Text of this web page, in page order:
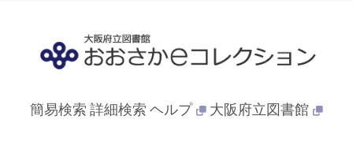
簡易検索 詳細検索 ヘルプ 大阪府立図書館